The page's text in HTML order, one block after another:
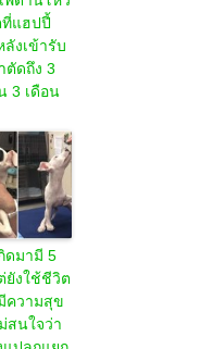
แฮปปี้
ลังเข้ารับ
ตัดถึง 3
3 เดือน
ดมามี 5
ยังใช้ชีวิต
ความสุข
สนใจว่า